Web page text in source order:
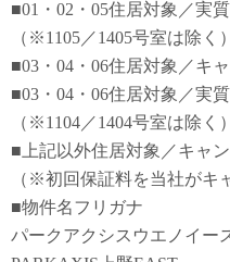
■01・02・05住居対象／実
（※1105／1405号室は除く）
■03・04・06住居対象／キ
■03・04・06住居対象／実
（※1104／1404号室は除く）
■上記以外住居対象／キャ
（※初回保証料を当社がキ
■物件名フリガナ
パークアクシスウエノイー